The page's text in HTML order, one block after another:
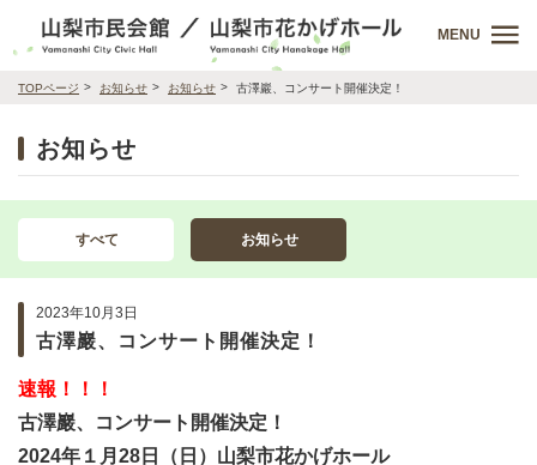
MENU
TOPページ お知らせ お知らせ 古澤巖、コンサート開催決定！
お知らせ
すべて お知らせ
2023年10月3日
古澤巖、コンサート開催決定！
速報！！！
古澤巖、コンサート開催決定！
2024年１月28日（日）山梨市花かげホール